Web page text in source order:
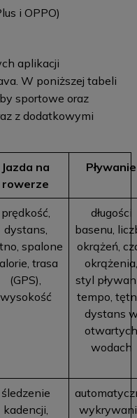
i OPPO)
aplikacji
W poniższej tabeli
sportowe oraz
z dodatkowymi
Jazda na
rowerze
Pływanie
prędkość,
dystans,
spalone
trasa
(GPS),
wysokość
długości
basenu,
okrążeń,
styl
tempo,
dystans
wodach
śledzenie
kadencji,